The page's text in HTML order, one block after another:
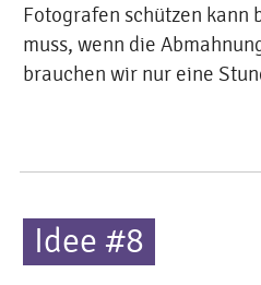
Fotografen schützen kann
muss, wenn die
brauchen wir nur eine
Idee #8